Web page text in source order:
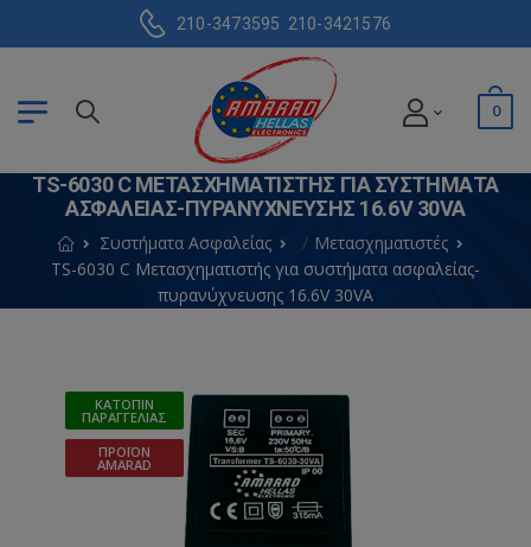
210-3473595 210-3421576
0
TS-6030 C ΜΕΤΑΣΧΗΜΑΤΙΣΤΉΣ ΓΙΑ ΣΥΣΤΉΜΑΤΑ
ΑΣΦΑΛΕΊΑΣ-ΠΥΡΑΝΎΧΝΕΥΣΗΣ 16.6V 30VA
Συστήματα Ασφαλείας
Μετασχηματιστές
TS-6030 C Μετασχηματιστής για συστήματα ασφαλείας-
πυρανύχνευσης 16.6V 30VA
ΚΑΤΌΠΙΝ
ΠΑΡΑΓΓΕΛΊΑΣ
ΠΡΟΪΌΝ
AMARAD